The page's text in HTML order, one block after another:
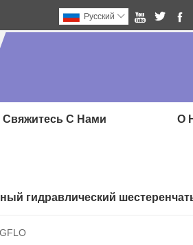
  
Pусский 
Свяжитесь С Нами О
гидравлический